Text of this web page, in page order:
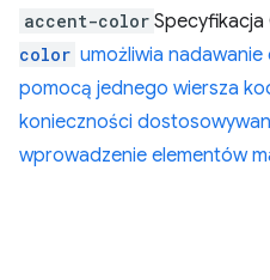
accent-color Specyfikacja
color umożliwia
pomocą jednego wiersza
konieczności
wprowadzenie elementów